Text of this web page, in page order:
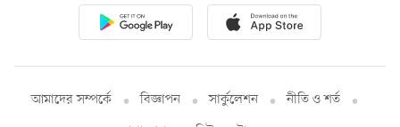
আমাদের সম্পর্কে বিজ্ঞাপন সার্কুলেশন
নীতি ও শর্ত